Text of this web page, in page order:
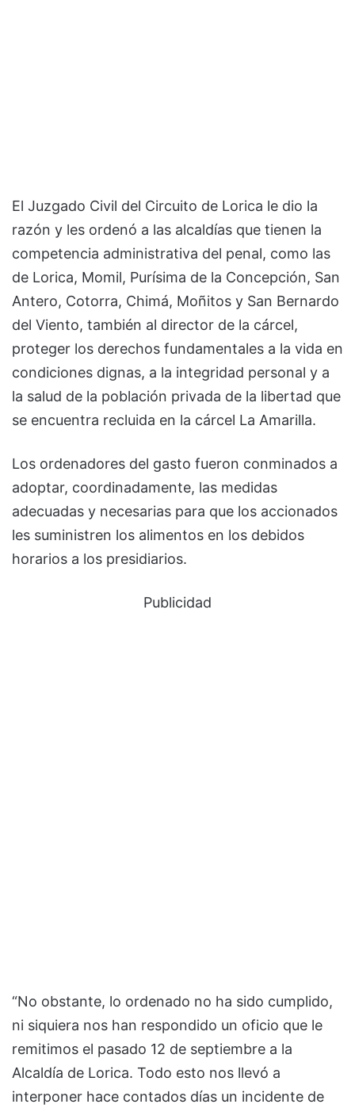
El Juzgado Civil del Circuito de Lorica le dio la
razón y les ordenó a las alcaldías que tienen la
competencia administrativa del penal, como las
de Lorica, Momil, Purísima de la Concepción, San
Antero, Cotorra, Chimá, Moñitos y San Bernardo
del Viento, también al director de la cárcel,
proteger los derechos fundamentales a la vida en
condiciones dignas, a la integridad personal y a
la salud de la población privada de la libertad que
se encuentra recluida en la cárcel La Amarilla.
Los ordenadores del gasto fueron conminados a
adoptar, coordinadamente, las medidas
adecuadas y necesarias para que los accionados
les suministren los alimentos en los debidos
horarios a los presidiarios.
Publicidad
“No obstante, lo ordenado no ha sido cumplido,
ni siquiera nos han respondido un oficio que le
remitimos el pasado 12 de septiembre a la
Alcaldía de Lorica. Todo esto nos llevó a
interponer hace contados días un incidente de